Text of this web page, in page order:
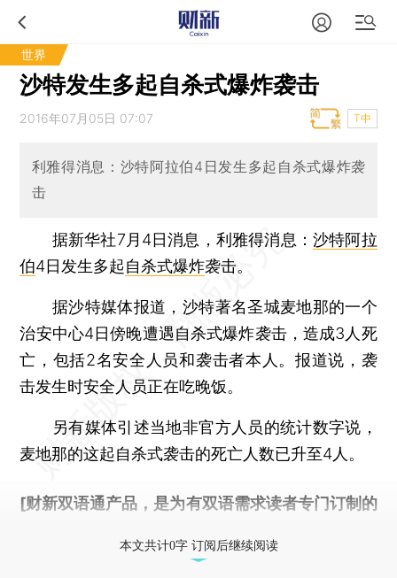
世界
沙特发生多起自杀式爆炸袭击
2016年07月05日 07:07 T中
利雅得消息：沙特阿拉伯4日发生多起自杀式爆炸袭
击
据新华社7月4日消息，利雅得消息：沙特阿拉
伯4日发生多起自杀式爆炸袭击。
据沙特媒体报道，沙特著名圣城麦地那的一个
治安中心4日傍晚遭遇自杀式爆炸袭击，造成3人死
亡，包括2名安全人员和袭击者本人。报道说，袭
击发生时安全人员正在吃晚饭。
另有媒体引述当地非官方人员的统计数字说，
麦地那的这起自杀式袭击的死亡人数已升至4人。
[财新双语通产品，是为有双语需求读者专门订制的
本文共计0字 订阅后继续阅读